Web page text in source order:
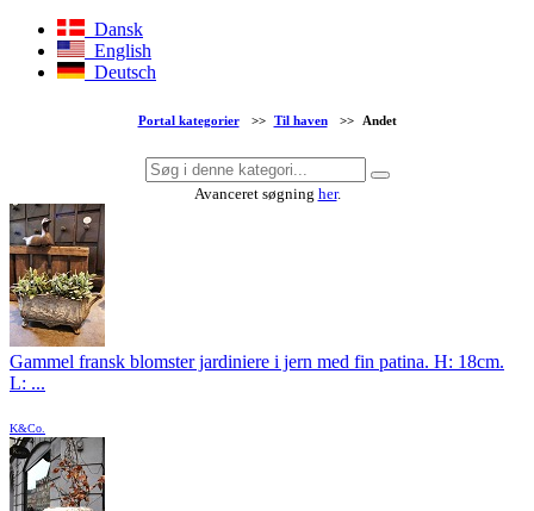
Dansk
English
Deutsch
Portal kategorier >> Til haven >> Andet
Avanceret søgning her.
Gammel fransk blomster jardiniere i jern med fin patina. H: 18cm.
L: ...
K&Co.